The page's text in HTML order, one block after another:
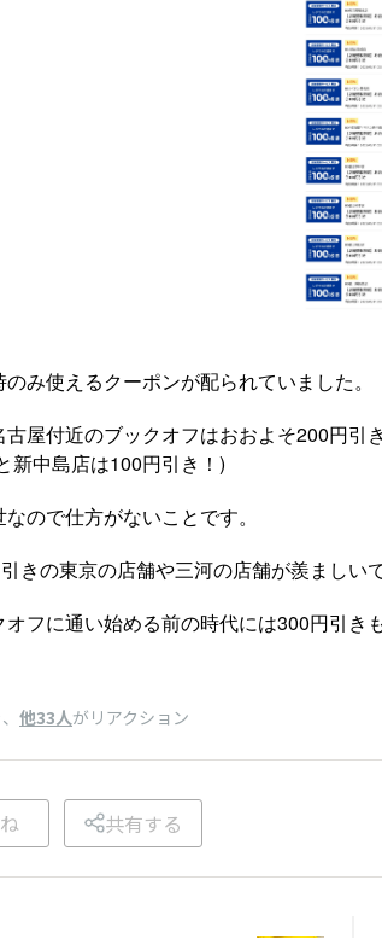
み使えるクーポンが配られていました。
屋付近のブックオフはおおよそ200円引
新中島店は100円引き！)
ので仕方がないことです。
きの東京の店舗や三河の店舗が羨ましい
フに通い始める前の時代には300円引き
、 他33人がリアクション
共有する